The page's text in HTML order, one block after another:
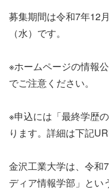
募集期間は令和7年12
（水）です。
※ホームページの情報
でご注意ください。
※申込には「最終学歴
ります。詳細は下記
金沢工業大学は、令和
ディア情報学部」とい